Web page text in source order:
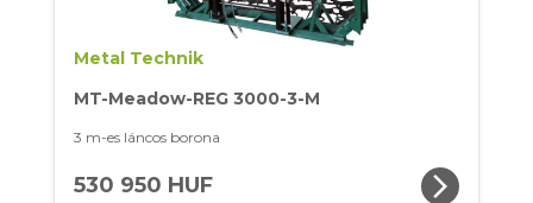
Metal Technik
MT-Meadow-REG 3000-3-M
3 m-es láncos borona
530 950 HUF arrow_forward_ios